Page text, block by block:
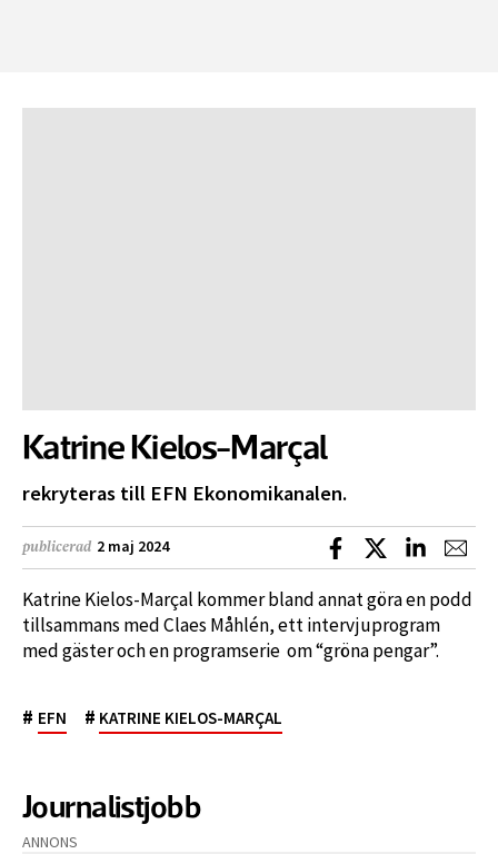
Katrine Kielos-Marçal
rekryteras till EFN Ekonomikanalen.
publicerad 2 maj 2024 Dela på Facebook
Dela på XDela på
Katrine Kielos-Marçal kommer bland annat göra en podd
tillsammans med Claes Måhlén, ett intervjuprogram
med gäster och en programserie om “gröna pengar”.
# EFN # KATRINE KIELOS-MARÇAL
Journalistjobb
ANNONS